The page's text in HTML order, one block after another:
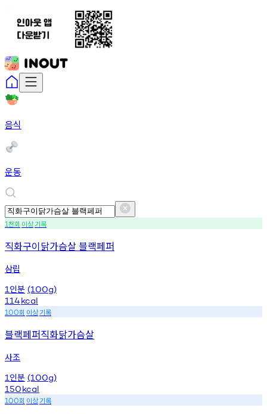
음식
운동
1천회 이상기록
직화구이닭가슴살 블랙페퍼
삼립
1 인분 (100g)
114kcal
100회 이상기록
블랙페퍼직화닭가슴살
사조
1 인분 (100g)
150kcal
100회 이상기록